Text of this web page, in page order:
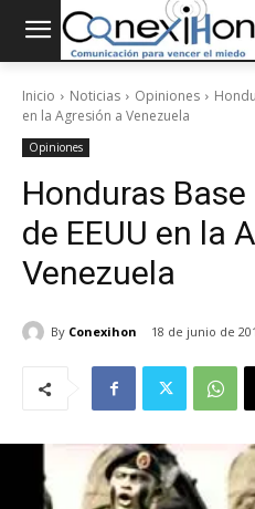
Inicio Noticias Opiniones
en la Agresión a Venezuela
Opiniones
Honduras
de EEUU en la
Venezuela
By Conexihon 18 de junio de